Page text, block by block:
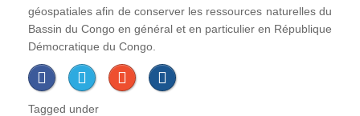
géospatiales afin de conserver les ressources naturelles du
Bassin du Congo en général et en particulier en République
Démocratique du Congo.
Tagged under